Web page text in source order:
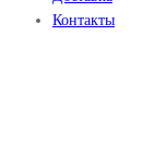
Контакты